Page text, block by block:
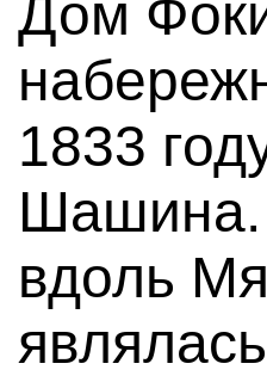
Дом
1833
Шашина.
вдоль